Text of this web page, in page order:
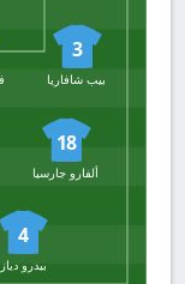
3
بيب شافاريا
18
ألفارو جارسيا
4
بيدرو دياز